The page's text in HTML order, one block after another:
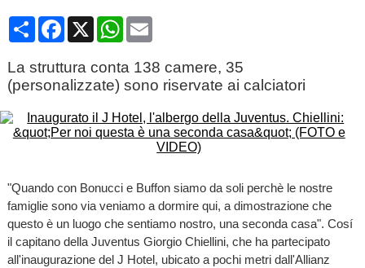
CondividiFacebook
X WhatsApp
Email
La struttura conta 138 camere, 35
(personalizzate) sono riservate ai calciatori
"Quando con Bonucci e Buffon siamo da soli perchè le nostre
famiglie sono via veniamo a dormire qui, a dimostrazione che
questo è un luogo che sentiamo nostro, una seconda casa". Cosí
il capitano della Juventus Giorgio Chiellini, che ha partecipato
all'inaugurazione del J Hotel, ubicato a pochi metri dall'Allianz